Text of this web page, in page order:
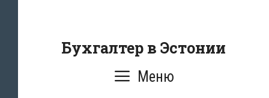
содержаниюБухгалтер в Эстонии
Меню